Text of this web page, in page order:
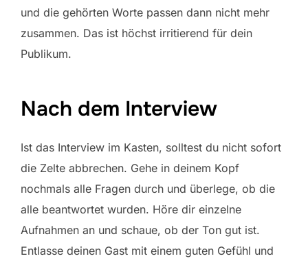
und die gehörten Worte passen dann nicht mehr
zusammen. Das ist höchst irritierend für dein
Publikum.
Nach dem Interview
Ist das Interview im Kasten, solltest du nicht sofort
die Zelte abbrechen. Gehe in deinem Kopf
nochmals alle Fragen durch und überlege, ob die
alle beantwortet wurden. Höre dir einzelne
Aufnahmen an und schaue, ob der Ton gut ist.
Entlasse deinen Gast mit einem guten Gefühl und